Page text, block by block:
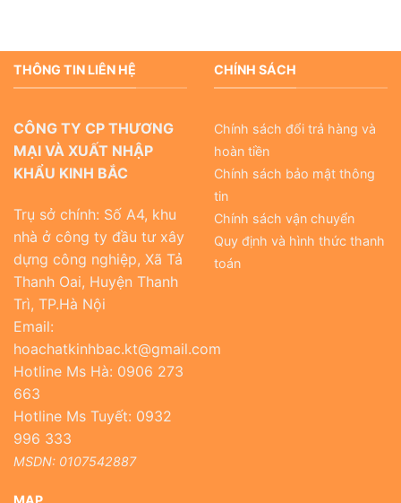
Gaming
Floors
THÔNG TIN LIÊN HỆ
CÔNG TY CP THƯƠNG
MẠI VÀ XUẤT NHẬP
KHẨU KINH BẮC
Trụ sở chính: Số A4, khu
nhà ở công ty đầu tư xây
dựng công nghiệp, Xã Tả
Thanh Oai, Huyện Thanh
Trì, TP.Hà Nội
Email:
hoachatkinhbac.kt@gmail.com
Hotline Ms Hà: 0906 273
663
Hotline Ms Tuyết: 0932
996 333
MSDN: 0107542887
CHÍNH SÁCH
Chính sách đổi trả hàng và
hoàn tiền
Chính sách bảo mật thông
tin
Chính sách vận chuyển
Quy định và hình thức thanh
toán
MAP